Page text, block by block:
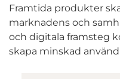
Framtida produkter
marknadens och
och digitala framsteg
skapa minskad